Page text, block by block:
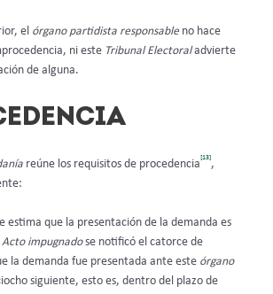
el órgano partidista responsableno hace
ni este Tribunal Electoraladvierte
de alguna.
reúne los requisitos de procedencia
[13]
,
estima que la presentación de la demanda es
Acto impugnadose notificó el catorce de
la demanda fue presentada ante este órgano
siguiente, esto es, dentro del plazo de